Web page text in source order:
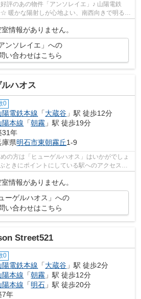
あの物件「アンソレイエ」♪ 山陽電鉄
るい
情報がありません。
アンソレイエ」への
い合わせはこちら
ハオス
0
陽電鉄本線 「大蔵谷 」駅 徒歩12分
陽本線 「朝霧 」駅 徒歩19分
31年
庫県明石市東朝霧丘1-9
の方は「ヒューゲルハオス」はいかがでしょ
は、徒歩１２分と良好です！ 最寄り...
情報がありません。
ーゲルハオス」への
い合わせはこちら
Street521
0
陽電鉄本線 「大蔵谷 」駅 徒歩2分
陽本線 「朝霧 」駅 徒歩12分
陽本線 「明石 」駅 徒歩20分
7年